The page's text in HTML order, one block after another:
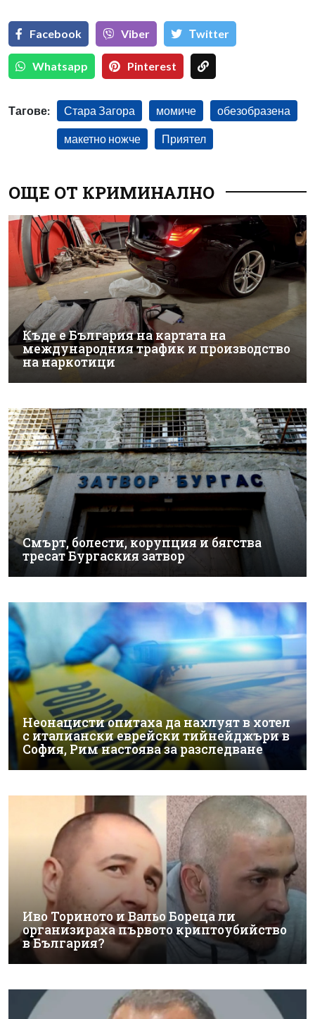
Facebook Viber Тwitter
Whatsapp Pinterest
Тагове: Стара Загора момиче обезобразена
макетно ножче Приятел
ОЩЕ ОТ КРИМИНАЛНО
Къде е България на картата на
международния трафик и производство
на наркотици
Смърт, болести, корупция и бягства
тресат Бургаския затвор
Неонацисти опитаха да нахлуят в хотел
с италиански еврейски тийнейджъри в
София, Рим настоява за разследване
Иво Ториното и Вальо Бореца ли
организираха първото криптоубийство
в България?